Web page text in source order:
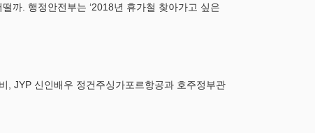
까. 행정안전부는 ‘2018년 휴가철 찾아가고 싶은
, JYP 신인배우 정건주싱가포르항공과 호주정부관